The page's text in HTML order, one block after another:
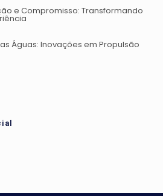
e Compromisso: Transformando
Águas: Inovações em Propulsão